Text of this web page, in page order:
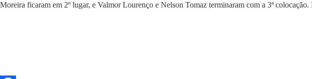
Moreira ficaram em 2º lugar, e Valmor Lourenço e Nelson Tomaz terminaram com a 3ª colocação.